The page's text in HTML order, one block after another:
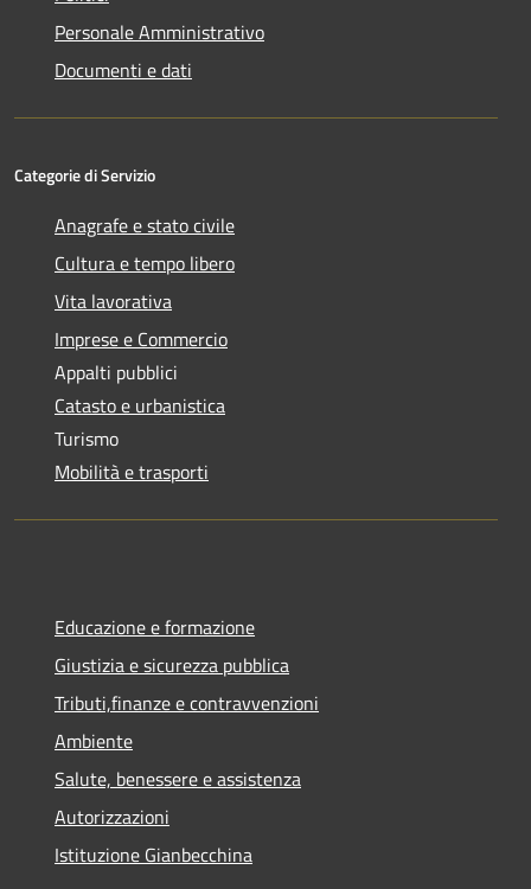
Personale Amministrativo
Documenti e dati
Categorie di Servizio
Anagrafe e stato civile
Cultura e tempo libero
Vita lavorativa
Imprese e Commercio
Appalti pubblici
Catasto e urbanistica
Turismo
Mobilità e trasporti
Educazione e formazione
Giustizia e sicurezza pubblica
Tributi,finanze e contravvenzioni
Ambiente
Salute, benessere e assistenza
Autorizzazioni
Istituzione Gianbecchina